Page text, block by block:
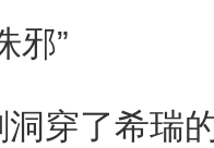
”
了希瑞的